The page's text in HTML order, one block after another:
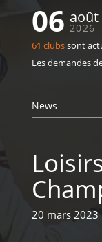
06 août
2026
61 clubssont
Les demandes
News
20 mars 2023